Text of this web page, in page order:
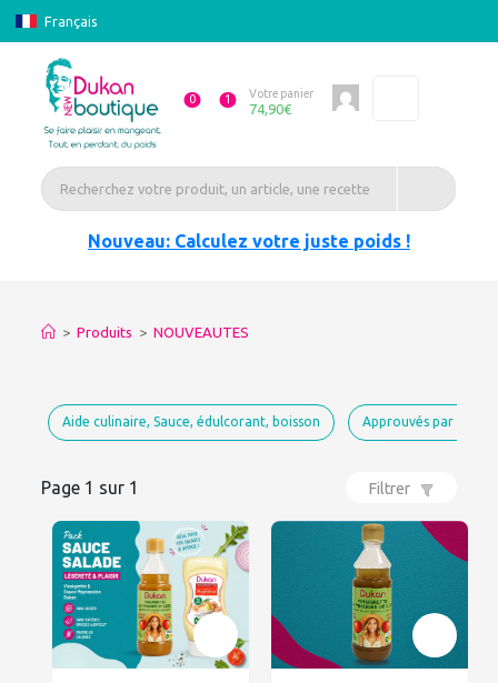
Français
0 1 Votre panier
74,90€
Nouveau: Calculez votre juste poids !
> Produits > NOUVEAUTES
Aide culinaire, Sauce, édulcorant, boisson Approuvés par Dukan
Page 1 sur 1 Filtrer